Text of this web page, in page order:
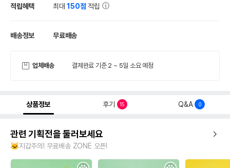
적립혜택 최대150점 적립
배송정보 무료배송
업체배송 결제완료 기준 2 ~ 5일 소요 예정
상품정보 후기 15 Q&A 0
관련 기획전을 둘러보세요
🐱지갑주의! 무료배송 ZONE 오픈!